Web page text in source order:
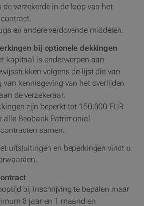
de verzekerde in de loop van het
en andere verdovende middelen.
bij optionele dekkingen
kapitaal is onderworpen aan
volgens de lijst die van
van kennisgeving van het overlijden
de verzekeraar.
zijn beperkt tot 150.000 EUR
alle Beobank Patrimonial
samen.
uitsluitingen en beperkingen vindt u
bij inschrijving te bepalen maar
8 jaar en 1 maand en